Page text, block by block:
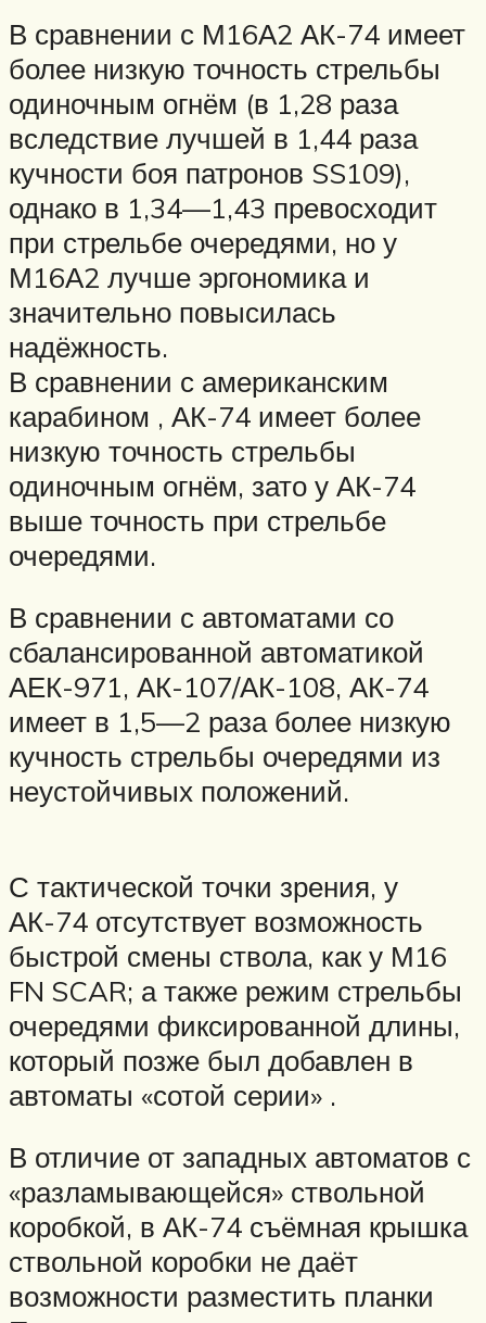
В сравнении с М16А2 АК-74 имеет
более низкую точность стрельбы
одиночным огнём (в 1,28 раза
вследствие лучшей в 1,44 раза
кучности боя патронов SS109),
однако в 1,34—1,43 превосходит
при стрельбе очередями, но у
М16А2 лучше эргономика и
значительно повысилась
надёжность.
В сравнении с американским
карабином , АК-74 имеет более
низкую точность стрельбы
одиночным огнём, зато у АК-74
выше точность при стрельбе
очередями.
В сравнении с автоматами со
сбалансированной автоматикой
АЕК-971, АК-107/АК-108, АК-74
имеет в 1,5—2 раза более низкую
кучность стрельбы очередями из
неустойчивых положений.
С тактической точки зрения, у
АК-74 отсутствует возможность
быстрой смены ствола, как у М16
FN SCAR; а также режим стрельбы
очередями фиксированной длины,
который позже был добавлен в
автоматы «сотой серии» .
В отличие от западных автоматов с
«разламывающейся» ствольной
коробкой, в АК-74 съёмная крышка
ствольной коробки не даёт
возможности разместить планки